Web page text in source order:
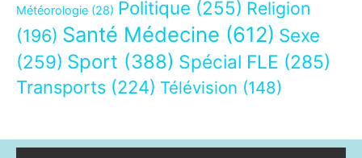
Météorologie (28) Politique (255) Religion
(196) Santé Médecine (612) Sexe
(259) Sport (388) Spécial FLE (285)
Transports (224) Télévision (148)